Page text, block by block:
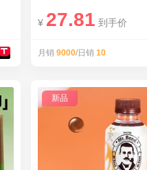
¥ 27.81 到手价
月销 9000/日销 10
新品